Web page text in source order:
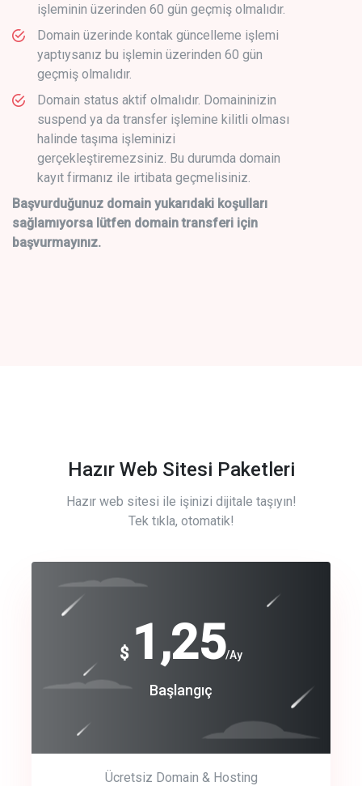
işleminin üzerinden 60 gün geçmiş olmalıdır.
Domain üzerinde kontak güncelleme işlemi
yaptıysanız bu işlemin üzerinden 60 gün
geçmiş olmalıdır.
Domain status aktif olmalıdır. Domaininizin
suspend ya da transfer işlemine kilitli olması
halinde taşıma işleminizi
gerçekleştiremezsiniz. Bu durumda domain
kayıt firmanız ile irtibata geçmelisiniz.
Başvurduğunuz domain yukarıdaki koşulları
sağlamıyorsa lütfen domain transferi için
başvurmayınız.
Hazır Web Sitesi Paketleri
Hazır web sitesi ile işinizi dijitale taşıyın!
Tek tıkla, otomatik!
$ 1,25/Ay
Başlangıç
Ücretsiz Domain & Hosting
Free
Basic